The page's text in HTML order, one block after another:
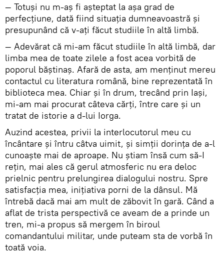
— Totuşi nu m-aş fi aşteptat la aşa grad de
perfecţiune, dată fiind situaţia dumneavoastră şi
presupunând că v-aţi făcut studiile în altă limbă.
— Adevărat că mi-am făcut studiile în altă limbă, dar
limba mea de toate zilele a fost acea vorbită de
poporul băştinaş. Afară de asta, am menţinut mereu
contactul cu literatura română, bine reprezentată în
biblioteca mea. Chiar şi în drum, trecând prin Iaşi,
mi-am mai procurat câteva cărţi, între care şi un
tratat de istorie a d-lui Iorga.
Auzind acestea, privii la interlocutorul meu cu
încântare şi întru câtva uimit, şi simţii dorinţa de a-l
cunoaște mai de aproape. Nu știam însă cum să-I
rețin, mai ales că gerul atmosferic nu era deloc
prielnic pentru prelungirea dialogului nostru. Spre
satisfacția mea, inițiativa porni de la dânsul. Mă
întrebă dacă mai am mult de zăbovit în gară. Când a
aflat de trista perspectivă ce aveam de a prinde un
tren, mi-a propus să mergem în biroul
comandantului militar, unde puteam sta de vorbă în
toată voia.